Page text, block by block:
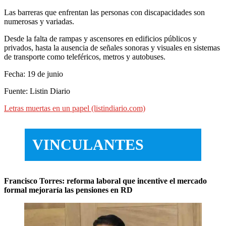
Las barreras que enfrentan las personas con discapacidades son
numerosas y variadas.
Desde la falta de rampas y ascensores en edificios públicos y
privados, hasta la ausencia de señales sonoras y visuales en sistemas
de transporte como teleféricos, metros y autobuses.
Fecha: 19 de junio
Fuente: Listin Diario
Letras muertas en un papel (listindiario.com)
VINCULANTES
Francisco Torres: reforma laboral que incentive el mercado
formal mejoraría las pensiones en RD